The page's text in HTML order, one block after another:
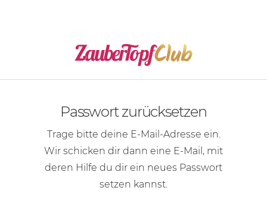
Passwort zurücksetzen
Trage bitte deine E-Mail-Adresse ein.
Wir schicken dir dann eine E-Mail , mit
deren Hilfe du dir ein neues Passwort
setzen kannst.